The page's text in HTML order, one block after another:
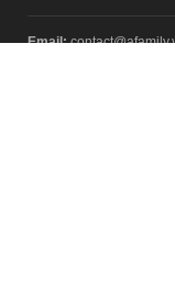
Email: